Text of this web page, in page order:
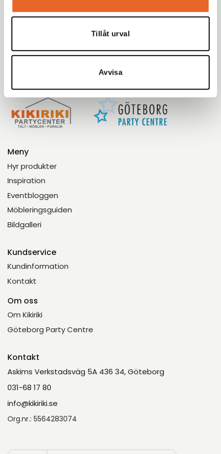
Tillåt urval
Avvisa
Sedan 1993 har vi hjälpt tusentals kunder i Göteborg
med omnejd med uthyrning av tält, möbler och porslin
Meny
Hyr produkter
Inspiration
Eventbloggen
Möbleringsguiden
Bildgalleri
Kundservice
Kundinformation
Kontakt
Om oss
Om Kikiriki
Göteborg Party Centre
Kontakt
Askims Verkstadsväg 5A 436 34, Göteborg
031-68 17 80
info@kikiriki.se
Org.nr.: 5564283074